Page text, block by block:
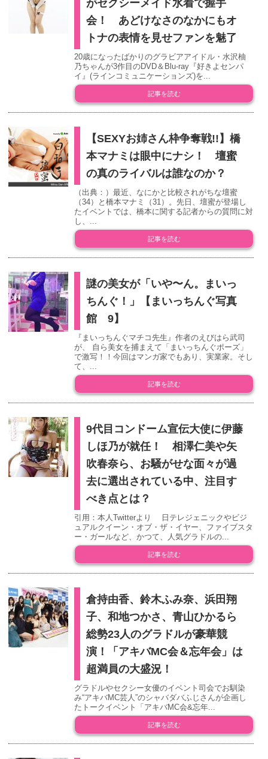
がセクシーメイド水着で握手
会！ あどけなさのなかにもオ
トナの表情を見せファンを魅了
20歳になったばかりのグラビアアイドル・水沢柚
乃ちゃんが3作目のDVD＆Blu-ray『好きよセンパ
イ』(ラインコミュニケーションズ)を...
記事を読む
【SEXYお姉さん枠争奪戦!!】橋
本マナミは眼中にナシ！ 壇蜜
の真のライバルは誰なのか？
（出典：）最近、なにかと比較されがちな壇蜜
（34）と橋本マナミ（31）。先日、壇蜜が登場し
たイベントでは、橋本に関する記者からの質問に対
し、...
記事を読む
謎の美女が「いや〜ん。まいっ
ちんぐ！」【まいっちんぐ写真
館 9】
『まいっちんぐマチコ先生』作者のえびはら武司
が、 自ら美女を捕まえて「まいっちんぐポーズ」
で激写！！今回はマンガ家でもあり、実業家。そし
て、...
記事を読む
9代目コンドーム宣伝大使に伊藤
しほ乃が就任！ 相澤仁美や矢
吹春奈ら、お騒がせな面々が過
去に選出されている中、注目す
べき点とは？
引用：本人Twitterより 日テレジェニックやビジ
ュアルクイーン・オブ・ザ・イヤー、ファイブスタ
ー・ガールなど、かつて、人気グラドルの...
記事を読む
倉持由香、鈴木ふみ奈、浜田翔
子、和地つかさ、青山ひかるら
総勢23人のグラドルが豪華競
演！「アキバMC会＆忘年会」は
超満員の大盛況！
グラドルやセクシー女優のイベント司会でお馴染
み“アキバMC芸人”のシャバダバふじさんが企画し
たトークイベント「アキバMC会&忘年...
記事を読む